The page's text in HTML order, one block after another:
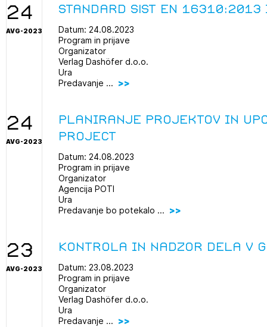
Izbrana vsebina je namenjena le ZAPS registriranim
potrebno prijaviti.
PRIJAVITE SE
se s svojim ZAPS uporabniškim imenom in geslom.
24
AVG-2023
Standard SIST EN
Datum: 24.08.2023
Program in prijave
Organizator
Verlag Dashöfer d.o.o.
Ura
Predavanje ...
24
AVG-2023
Planiranje projektov in
Project
Datum: 24.08.2023
Program in prijave
Organizator
Agencija POTI
Ura
Predavanje bo potekalo ...
23
AVG-2023
Kontrola in nadzor dela v
Datum: 23.08.2023
Program in prijave
Organizator
Verlag Dashöfer d.o.o.
Ura
Predavanje ...
na novičnik
na tekočem z novicami in se naročite na Novičnike.
svojo izbiro.
Mesečni novičnik
Novičnik izobraževanj
Novičnik natečajev